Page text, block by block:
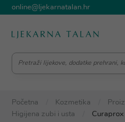
online@ljekarnatalan.hr
Početna Kozmetika
Higijena zubi i usta